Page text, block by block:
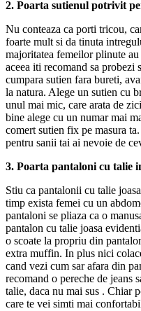
2. Poarta sutienul potrivit
Nu conteaza ca porti tricou,
foarte mult si da tinuta
majoritatea femeilor plinute
aceea iti recomand sa probezi
cumpara sutien fara bureti,
la natura. Alege un sutien cu
unul mai mic, care arata de
bine alege cu un numar mai
comert sutien fix pe masura
pentru sanii tai ai nevoie de
3. Poarta pantaloni cu talie
Stiu ca pantalonii cu talie
timp exista femei cu un
pantaloni se pliaza ca o
pantalon cu talie joasa
o scoate la propriu din
extra muffin. In plus nici
cand vezi cum sar afara din
recomand o pereche de jeans
talie, daca nu mai sus . Chiar
care te vei simti mai